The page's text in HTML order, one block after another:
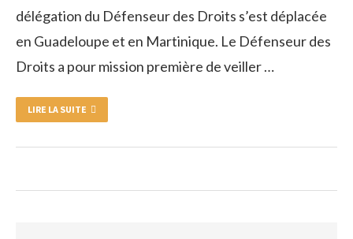
délégation du Défenseur des Droits s’est déplacée
en Guadeloupe et en Martinique. Le Défenseur des
Droits a pour mission première de veiller …
LIRE LA SUITE